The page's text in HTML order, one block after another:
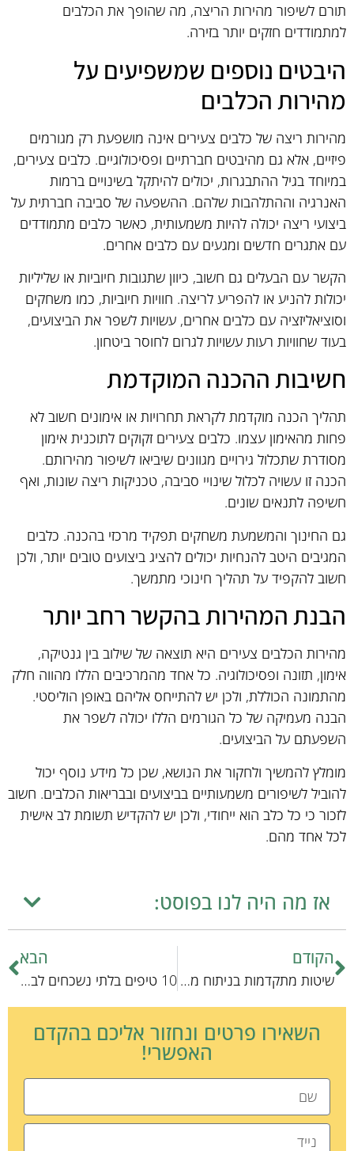
תורם לשיפור מהירות הריצה, מה שהופך את הכלבים
למתמודדים חזקים יותר בזירה.
היבטים נוספים שמשפיעים על
מהירות הכלבים
מהירות ריצה של כלבים צעירים אינה מושפעת רק מגורמים
פיזיים, אלא גם מהיבטים חברתיים ופסיכולוגיים. כלבים צעירים,
במיוחד בגיל ההתבגרות, יכולים להיתקל בשינויים ברמות
האנרגיה וההתלהבות שלהם. ההשפעה של סביבה חברתית על
ביצועי ריצה יכולה להיות משמעותית, כאשר כלבים מתמודדים
עם אתגרים חדשים ומגעים עם כלבים אחרים.
הקשר עם הבעלים גם חשוב, כיוון שתגובות חיוביות או שליליות
יכולות להניע או להפריע לריצה. חוויות חיוביות, כמו משחקים
וסוציאליזציה עם כלבים אחרים, עשויות לשפר את הביצועים,
בעוד שחוויות רעות עשויות לגרום לחוסר ביטחון.
חשיבות ההכנה המוקדמת
תהליך הכנה מוקדמת לקראת תחרויות או אימונים חשוב לא
פחות מהאימון עצמו. כלבים צעירים זקוקים לתוכנית אימון
מסודרת שתכלול גירויים מגוונים שיביאו לשיפור מהירותם.
הכנה זו עשויה לכלול שינויי סביבה, טכניקות ריצה שונות, ואף
חשיפה לתנאים שונים.
גם החינוך והמשמעת משחקים תפקיד מרכזי בהכנה. כלבים
המגיבים היטב להנחיות יכולים להציג ביצועים טובים יותר, ולכן
חשוב להקפיד על תהליך חינוכי מתמשך.
הבנת המהירות בהקשר רחב יותר
מהירות הכלבים צעירים היא תוצאה של שילוב בין גנטיקה,
אימון, תזונה ופסיכולוגיה. כל אחד מהמרכיבים הללו מהווה חלק
מהתמונה הכוללת, ולכן יש להתייחס אליהם באופן הוליסטי.
הבנה מעמיקה של כל הגורמים הללו יכולה לשפר את
השפעתם על הביצועים.
מומלץ להמשיך ולחקור את הנושא, שכן כל מידע נוסף יכול
להוביל לשיפורים משמעותיים בביצועים ובבריאות הכלבים. חשוב
לזכור כי כל כלב הוא ייחודי, ולכן יש להקדיש תשומת לב אישית
לכל אחד מהם.
אז מה היה לנו בפוסט:
הקודם
שיטות מתקדמות בניתוח מערכות סינון מים
הבא
10 טיפים בלתי נשכחים לביקור מהיר אצל הווטרינר
השאירו פרטים ונחזור אליכם בהקדם
האפשרי!